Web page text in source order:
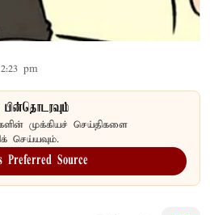
pm
பின்தொடரவும்
முக்கியச் செய்திகளை
செய்யவும்.
Preferred Source